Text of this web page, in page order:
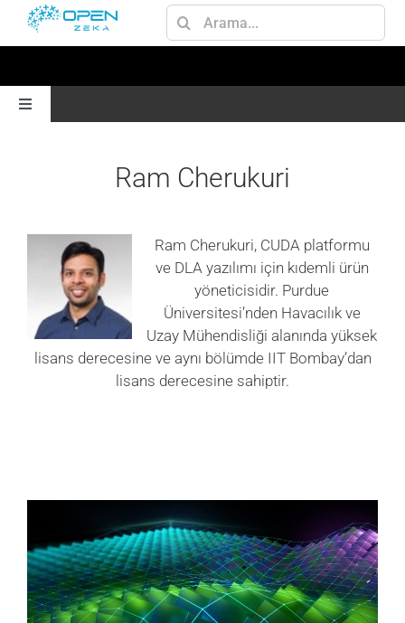
Ara:
Toggle
JETSON
AI
SAĞLIK
Ram Cherukuri
Ram Cherukuri, CUDA platformu
ve DLA yazılımı için kıdemli ürün
yöneticisidir. Purdue
Üniversitesi’nden Havacılık ve
Uzay Mühendisliği alanında yüksek
lisans derecesine ve aynı bölümde IIT Bombay’dan
lisans derecesine sahiptir.